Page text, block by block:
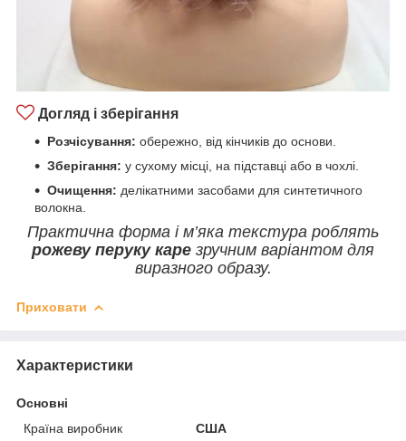
Догляд і зберігання
Розчісування: обережно, від кінчиків до основи.
Зберігання: у сухому місці, на підставці або в чохлі.
Очищення: делікатними засобами для синтетичного
волокна.
Практична форма і м’яка текстура роблять
рожеву перуку каре зручним варіантом для
виразного образу.
Приховати
Характеристики
Основні
Країна виробник
США